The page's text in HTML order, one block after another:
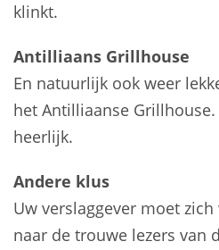
klinkt.
Antilliaans Grillhouse
En natuurlijk ook weer
het Antilliaanse
heerlijk.
Andere klus
Uw verslaggever moet
naar de trouwe lezers van